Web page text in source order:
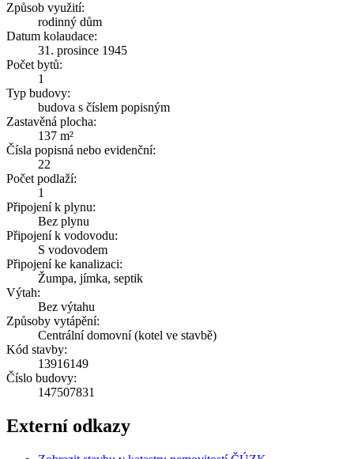
Způsob využití:
rodinný dům
Datum kolaudace:
31. prosince 1945
Počet bytů:
1
Typ budovy:
budova s číslem popisným
Zastavěná plocha:
137 m²
Čísla popisná nebo evidenční:
22
Počet podlaží:
1
Připojení k plynu:
Bez plynu
Připojení k vodovodu:
S vodovodem
Připojení ke kanalizaci:
Žumpa, jímka, septik
Výtah:
Bez výtahu
Způsoby vytápění:
Centrální domovní (kotel ve stavbě)
Kód stavby:
13916149
Číslo budovy:
147507831
Externí odkazy